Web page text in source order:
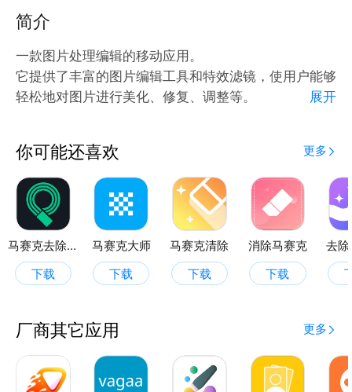
简介
一款图片处理编辑的移动应用。
它提供了丰富的图片编辑工具和特效滤镜，使用户能够
轻松地对图片进行美化、修复、调整等。
即可完成一张精美的图片。
海量特效：提供了经典的特效滤镜，可以满足不同风格
的需求。
专业工具：具备专业图片处理功能，帮助用户制作出高
质量的图片作品。
展开
你可能还喜欢 更多
马赛克去除工具
下载
马赛克大师
下载
马赛克清除
下载
消除马赛克
下载
去
厂商其它应用 更多